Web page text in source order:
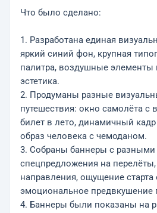
Что было сделано:
1. Разработана единая
яркий синий фон, крупная
палитра, воздушные элементы
эстетика.
2. Продуманы разные
путешествия: окно самолёта
билет в лето, динамичный
образ человека с чемоданом.
3. Собраны баннеры с разными
спецпредложения на
направления, ощущение старта
эмоциональное предвкушение
4. Баннеры были показаны на